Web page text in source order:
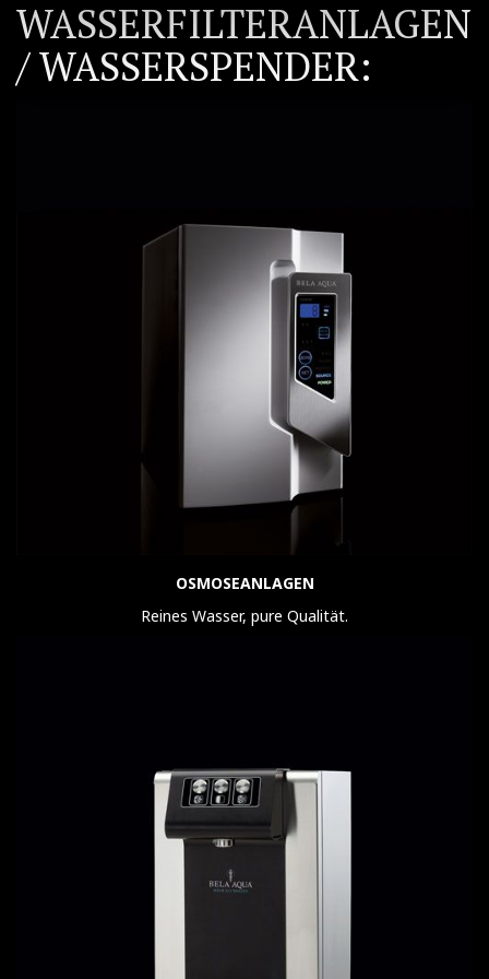
WASSERFILTERANLAGEN
/ WASSERSPENDER:
OSMOSEANLAGEN
Reines Wasser, pure Qualität.